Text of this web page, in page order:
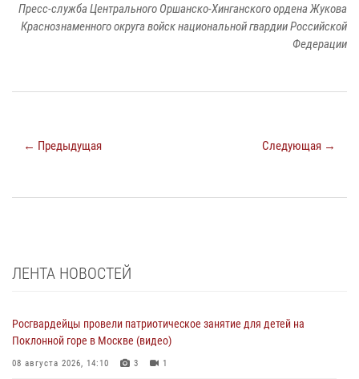
Пресс-служба Центрального Оршанско-Хинганского ордена Жукова
Краснознаменного округа войск национальной гвардии Российской
Федерации
← Предыдущая Следующая →
ЛЕНТА НОВОСТЕЙ
Росгвардейцы провели патриотическое занятие для детей на
Поклонной горе в Москве (видео)
08 августа 2026, 14:10 3 1